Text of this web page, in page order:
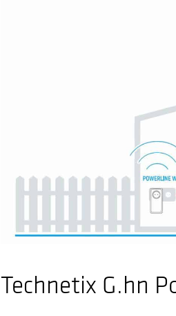
Technetix G.hn